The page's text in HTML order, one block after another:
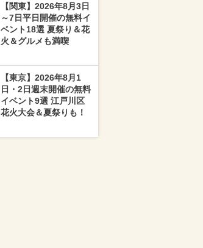
【関東】2026年8月3日
～7日平日開催の無料イ
ベント18選 夏祭り＆花
火＆グルメも満喫
【東京】2026年8月1
日・2日週末開催の無料
イベント9選 江戸川区
花火大会＆夏祭りも！